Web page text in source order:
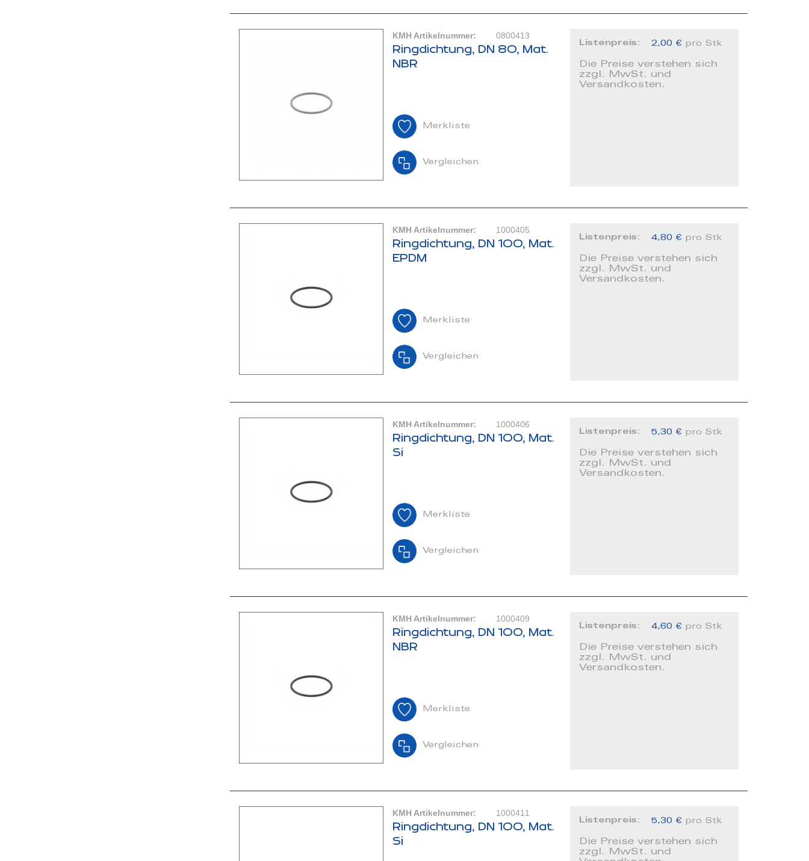
KMH Artikelnummer: 0800413
Ringdichtung, DN 80, Mat.
NBR
Merkliste
Vergleichen
Listenpreis: 2,00 € pro Stk
Die Preise verstehen sich
zzgl. MwSt. und
Versandkosten.
KMH Artikelnummer: 1000405
Ringdichtung, DN 100, Mat.
EPDM
Merkliste
Vergleichen
Listenpreis: 4,80 € pro Stk
Die Preise verstehen sich
zzgl. MwSt. und
Versandkosten.
KMH Artikelnummer: 1000406
Ringdichtung, DN 100, Mat.
Si
Merkliste
Vergleichen
Listenpreis: 5,30 € pro Stk
Die Preise verstehen sich
zzgl. MwSt. und
Versandkosten.
KMH Artikelnummer: 1000409
Ringdichtung, DN 100, Mat.
NBR
Merkliste
Vergleichen
Listenpreis: 4,60 € pro Stk
Die Preise verstehen sich
zzgl. MwSt. und
Versandkosten.
KMH Artikelnummer: 1000411
Ringdichtung, DN 100, Mat.
Si
Listenpreis: 5,30 € pro Stk
Die Preise verstehen sich
zzgl. MwSt. und